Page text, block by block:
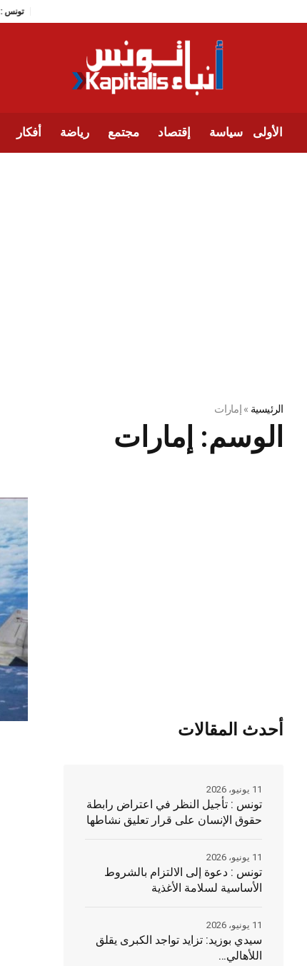
الأولى سياسة إقتصاد مجتمع رياضة أفكار
الرئيسية »إمارات
الوسم:إمارات
أحدث المقالات
تونس : تأجيل النظر في اعتراض رابطة
حقوق الإنسان على قرار تعليق نشاطها
11 يونيو، 2026
تونس : دعوة إلى الالتزام بالشروط
الأساسية لسلامة الأغذية
11 يونيو، 2026
سيدي بوزيد: تزايد تواجد الكبرى يقلق
اللأهالي…
11 يونيو، 2026